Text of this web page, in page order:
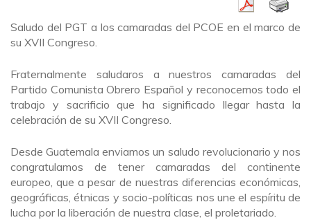
Saludo del PGT a los camaradas del PCOE en el marco de
su XVII Congreso.
Fraternalmente saludaros a nuestros camaradas del
Partido Comunista Obrero Español y reconocemos todo el
trabajo y sacrificio que ha significado llegar hasta la
celebración de su XVII Congreso.
Desde Guatemala enviamos un saludo revolucionario y nos
congratulamos de tener camaradas del continente
europeo, que a pesar de nuestras diferencias económicas,
geográficas, étnicas y socio-políticas nos une el espíritu de
lucha por la liberación de nuestra clase, el proletariado.